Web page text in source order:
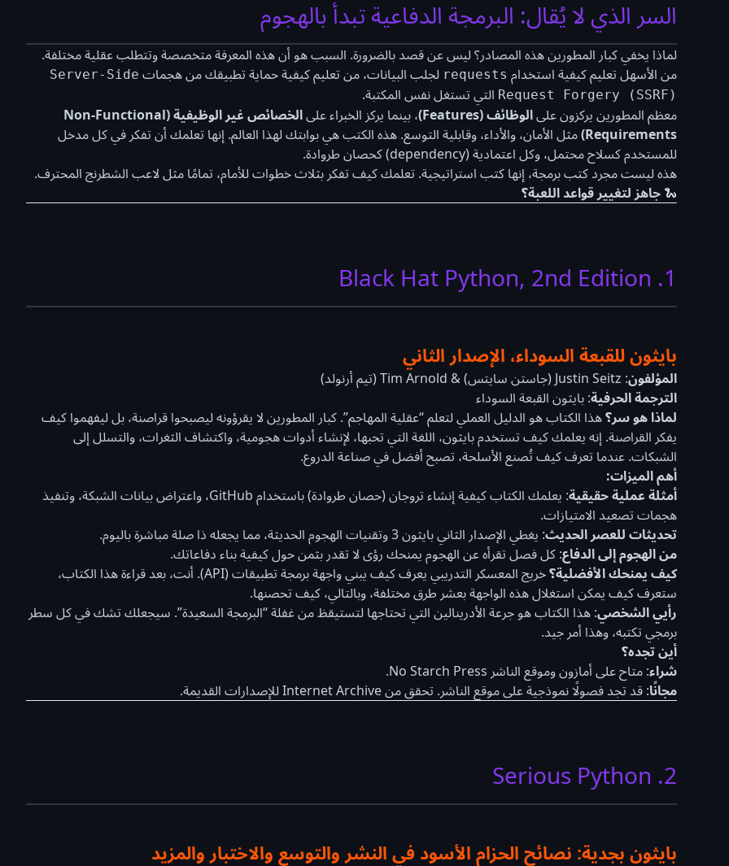
السر الذي لا يُقال: البرمجة الدفاعية تبدأ بالهجوم
لماذا يخفي كبار المطورين هذه المصادر؟ ليس عن قصد بالضرورة. السبب هو أن هذه المعرفة متخصصة وتتطلب عقلية مختلفة.
من الأسهل تعليم كيفية استخدام requests لجلب البيانات، من تعليم كيفية حماية تطبيقك من هجمات Server-Side
Request Forgery (SSRF) التي تستغل نفس المكتبة.
معظم المطورين يركزون علىالوظائف (Features) ، بينما يركز الخبراء على
الخصائص غير الوظيفية (Non-Functional
Requirements) مثل الأمان، والأداء، وقابلية التوسع. هذه الكتب هي بوابتك لهذا العالم. إنها تعلمك أن تفكر في كل مدخل
للمستخدم كسلاح محتمل، وكل اعتمادية (dependency) كحصان طروادة.
هذه ليست مجرد كتب برمجة، إنها كتب استراتيجية. تعلمك كيف تفكر بثلاث خطوات للأمام، تمامًا مثل لاعب الشطرنج المحترف.
🐍 جاهز لتغيير قواعد اللعبة؟
1. Black Hat Python, 2nd Edition
بايثون للقبعة السوداء، الإصدار الثاني
المؤلفون: Justin Seitz (جاستن سايتس) & Tim Arnold (تيم أرنولد)
الترجمة الحرفية: بايثون القبعة السوداء
لماذا هو سر؟هذا الكتاب هو الدليل العملي لتعلم “عقلية المهاجم”. كبار المطورين لا يقرؤونه ليصبحوا قراصنة، بل ليفهموا كيف
يفكر القراصنة. إنه يعلمك كيف تستخدم بايثون، اللغة التي تحبها، لإنشاء أدوات هجومية، واكتشاف الثغرات، والتسلل إلى
الشبكات. عندما تعرف كيف تُصنع الأسلحة، تصبح أفضل في صناعة الدروع.
أهم الميزات:
أمثلة عملية حقيقية
: يعلمك الكتاب كيفية إنشاء تروجان (حصان طروادة) باستخدام GitHub، واعتراض بيانات الشبكة، وتنفيذ
هجمات تصعيد الامتيازات.
تحديثات للعصر الحديث: يغطي الإصدار الثاني بايثون 3 وتقنيات الهجوم الحديثة، مما يجعله ذا صلة مباشرة باليوم.
من الهجوم إلى الدفاع: كل فصل تقرأه عن الهجوم يمنحك رؤى لا تقدر بثمن حول كيفية بناء دفاعاتك.
كيف يمنحك الأفضلية؟
خريج المعسكر التدريبي يعرف كيف يبني واجهة برمجة تطبيقات (API). أنت، بعد قراءة هذا الكتاب،
ستعرف كيف يمكن استغلال هذه الواجهة بعشر طرق مختلفة، وبالتالي، كيف تحصنها.
رأيي الشخصي: هذا الكتاب هو جرعة الأدرينالين التي تحتاجها لتستيقظ من غفلة “البرمجة السعيدة”. سيجعلك تشك في كل سطر
برمجي تكتبه، وهذا أمر جيد.
أين تجده؟
شراء: متاح على أمازون وموقع الناشر No Starch Press.
مجانًا: قد تجد فصولًا نموذجية على موقع الناشر. تحقق من Internet Archive للإصدارات القديمة.
2. Serious Python
بايثون بجدية: نصائح الحزام الأسود في النشر والتوسع والاختبار والمزيد